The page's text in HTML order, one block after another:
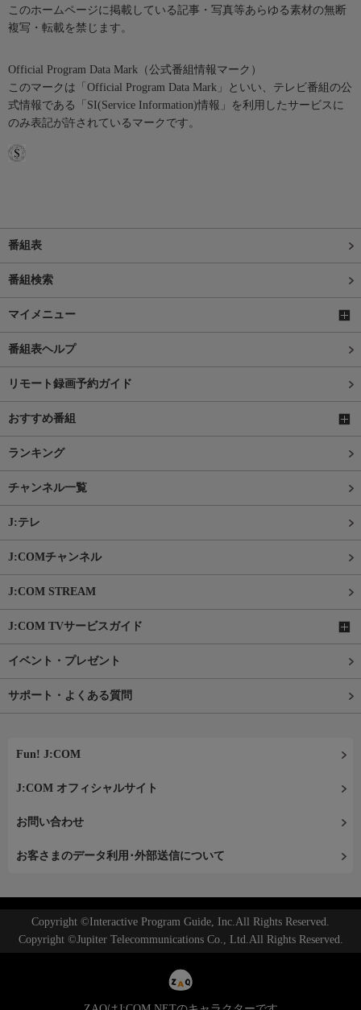
このホームページに掲載している記事・写真等あらゆる素材の無断
複写・転載を禁じます。
Official Program Data Mark（公式番組情報マーク）
このマークは「Official Program Data Mark」といい、テレビ番組の公
式情報である「SI(Service Information)情報」を利用したサービスに
のみ表記が許されているマークです。
番組表
番組検索
マイメニュー
番組表ヘルプ
リモート録画予約ガイド
おすすめ番組
ランキング
チャンネル一覧
J:テレ
J:COMチャンネル
J:COM STREAM
J:COM TVサービスガイド
イベント・プレゼント
サポート・よくある質問
Fun! J:COM
J:COM オフィシャルサイト
お問い合わせ
お客さまのデータ利用･外部送信について
Copyright ©Interactive Program Guide, Inc.All Rights Reserved.
Copyright ©Jupiter Telecommunications Co., Ltd.All Rights Reserved.